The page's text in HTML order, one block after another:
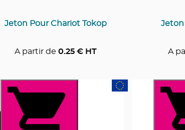
Jeton Pour Chariot Tokop
A partir de 0.25€ HT
Jeton
A